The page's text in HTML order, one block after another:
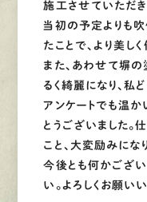
施工させていただき
当初の予定よりも
たことで、より美し
また、あわせて塀
るく綺麗になり、私
アンケートでも温か
とうございました。
こと、大変励みにな
今後とも何かござ
い。よろしくお願い